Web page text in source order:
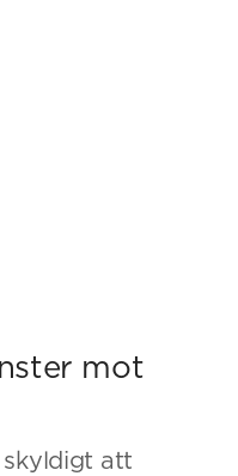
mot
skyldigt att